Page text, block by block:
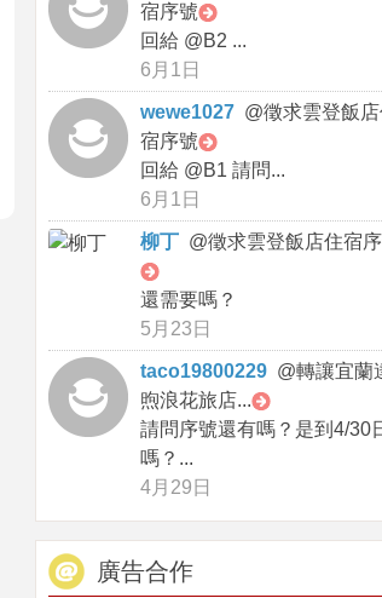
宿序號
回給 @B2 ...
6月1日
wewe1027 @徵求雲登飯店
宿序號
回給 @B1 請問...
6月1日
柳丁 @徵求雲登飯店住宿
還需要嗎？
5月23日
taco19800229 @轉讓宜蘭
煦浪花旅店...
請問序號還有嗎？是到4/30
嗎？...
4月29日
廣告合作